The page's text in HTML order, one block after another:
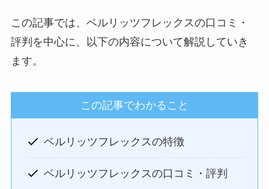
この記事では、ベルリッツフレックスの口コミ・
評判を中心に、以下の内容について解説していき
ます。
この記事でわかること
ベルリッツフレックスの特徴
ベルリッツフレックスの口コミ・評判